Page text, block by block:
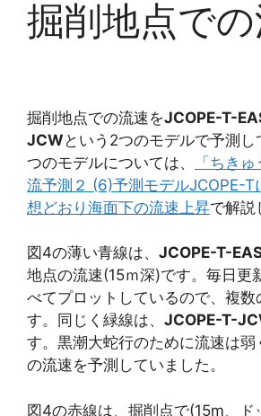
掘削地点で
掘削地点での流速をJCOPE-T-
JCW という2つのモデルで予測
つのモデルについては、
「ちき
流予測２ (6)予測モデルJCOPE-T
想どおり海面下の流速上昇で解説
図4の薄い青線は、 JCOPE-T-
地点の流速(15ｍ深)です。毎日更
べてプロットしているので、複数
す。同じく 緑線は、 JCOPE-T-
す。黒潮大蛇行のために流速は弱
の流速を予測していました。
図4の赤線は、掘削点で(15m、ド